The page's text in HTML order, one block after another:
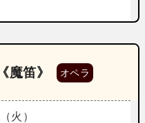
魔笛》 オペラ
火）